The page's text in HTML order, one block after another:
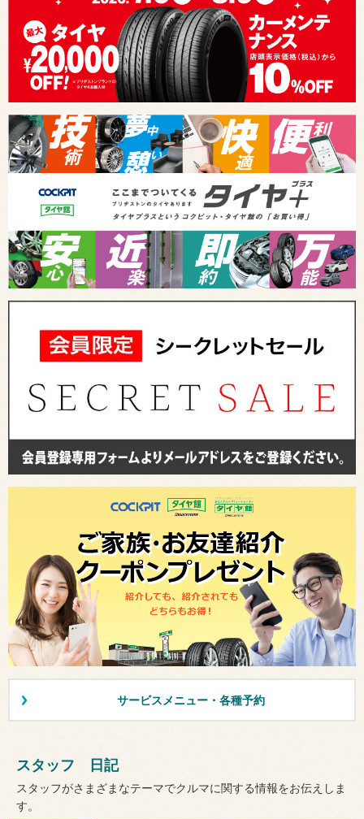
サービスメニュー・各種予約
スタッフ 日記
スタッフがさまざまなテーマでクルマに関する情報をお伝えしま
す。